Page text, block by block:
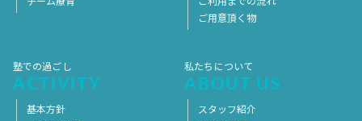
ご用意頂く物
塾での過ごし
ACTIVITY
基本方針
私たちについて
ABOUT US
スタッフ紹介